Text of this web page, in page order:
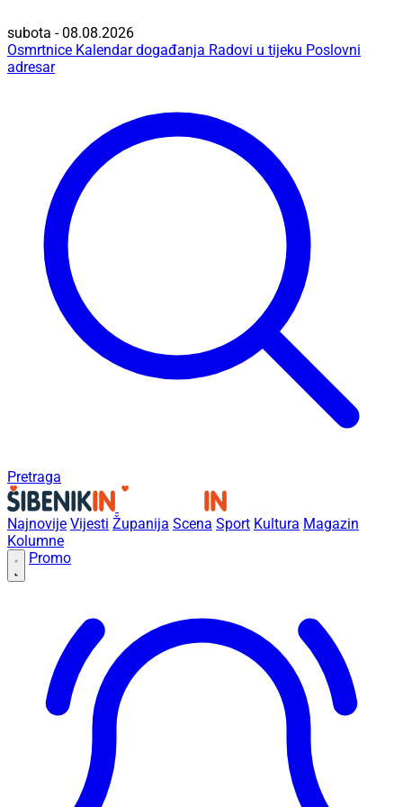
subota - 08.08.2026
Osmrtnice Kalendar događanja Radovi u tijeku Poslovni
adresar
Pretraga
Najnovije Vijesti Županija Scena Sport Kultura Magazin
Kolumne
Promo